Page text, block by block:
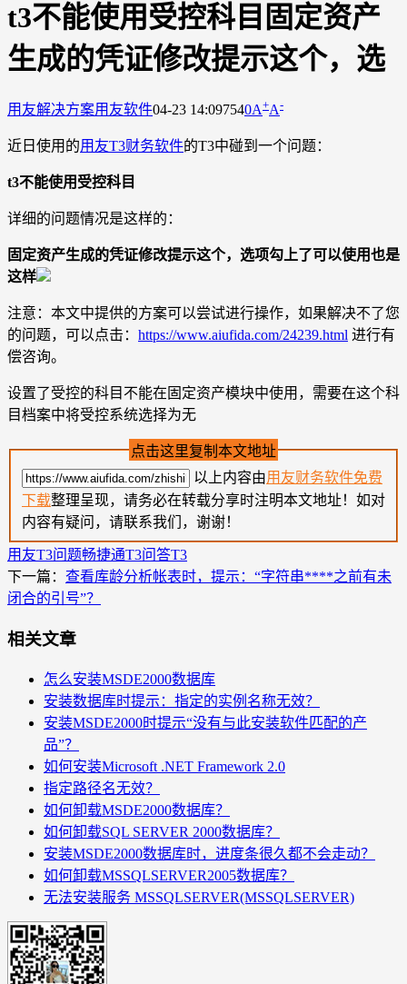
t3不能使用受控科目固定资产
生成的凭证修改提示这个，选
用友解决方案用友软件04-23 14:097540A+A-
近日使用的用友T3财务软件的T3中碰到一个问题：
t3不能使用受控科目
详细的问题情况是这样的：
固定资产生成的凭证修改提示这个，选项勾上了可以使用也是
这样
注意：本文中提供的方案可以尝试进行操作，如果解决不了您
的问题，可以点击： https://www.aiufida.com/24239.html 进行有
偿咨询。
设置了受控的科目不能在固定资产模块中使用，需要在这个科
目档案中将受控系统选择为无
点击这里复制本文地址
以上内容由用友财务软件免费
下载整理呈现，请务必在转载分享时注明本文地址！如对
内容有疑问，请联系我们，谢谢！
用友T3问题畅捷通T3问答T3
下一篇： 查看库龄分析帐表时，提示：“字符串****之前有未
闭合的引号”？
相关文章
怎么安装MSDE2000数据库
安装数据库时提示：指定的实例名称无效？
安装MSDE2000时提示“没有与此安装软件匹配的产
品”？
如何安装Microsoft .NET Framework 2.0
指定路径名无效？
如何卸载MSDE2000数据库？
如何卸载SQL SERVER 2000数据库？
安装MSDE2000数据库时，进度条很久都不会走动？
如何卸载MSSQLSERVER2005数据库？
无法安装服务 MSSQLSERVER(MSSQLSERVER)